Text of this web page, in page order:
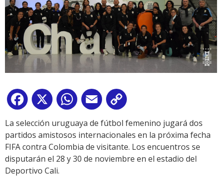
Facebook
X WhatsApp
Email
Link
La selección uruguaya de fútbol femenino jugará dos
partidos amistosos internacionales en la próxima fecha
FIFA contra Colombia de visitante. Los encuentros se
disputarán el 28 y 30 de noviembre en el estadio del
Deportivo Cali.